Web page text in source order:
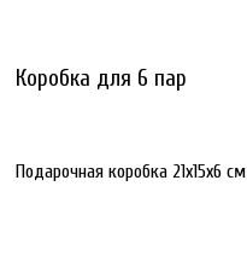
Коробка для 6 пар
Подарочная коробка 21х15x6 см